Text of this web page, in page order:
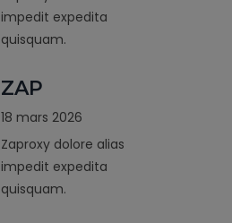
impedit expedita
quisquam.
ZAP
18 mars 2026
Zaproxy dolore alias
impedit expedita
quisquam.